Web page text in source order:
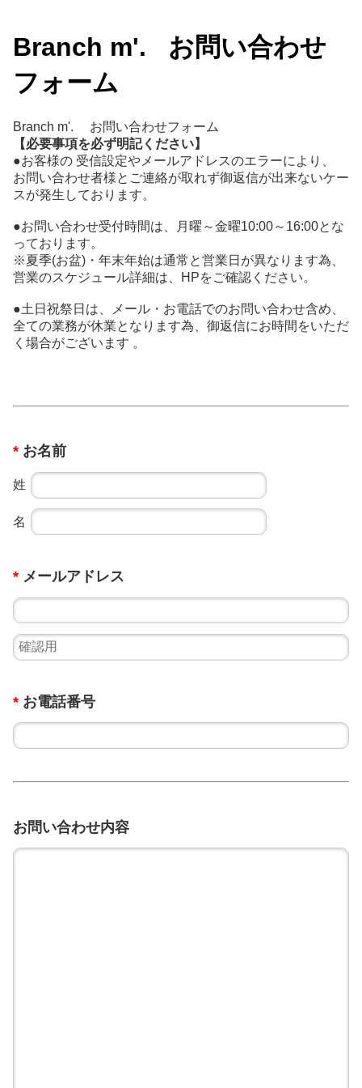
Branch m'. お問い合わせ
フォーム
Branch m'. お問い合わせフォーム
【必要事項を必ず明記ください】
●お客様の 受信設定やメールアドレスのエラーにより、
お問い合わせ者様とご連絡が取れず御返信が出来ないケー
スが発生しております。
●お問い合わせ受付時間は、月曜～金曜10:00～16:00とな
っております。
※夏季(お盆)・年末年始は通常と営業日が異なります為、
営業のスケジュール詳細は、HPをご確認ください。
●土日祝祭日は、メール・お電話でのお問い合わせ含め、
全ての業務が休業となります為、御返信にお時間をいただ
く場合がございます 。
* お名前
姓
名
* メールアドレス
* お電話番号
お問い合わせ内容